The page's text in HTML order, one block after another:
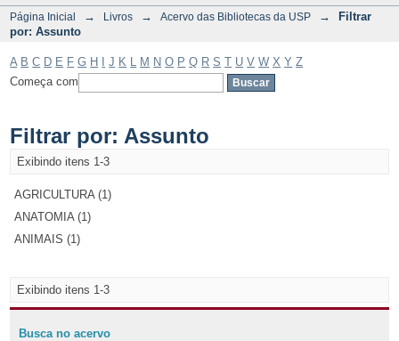
Página Inicial → Livros → Acervo das Bibliotecas da USP →
Filtrar
por: Assunto
A B C D E F G H J K M N O P Q R S T U V W X Y Z
Começa com
Filtrar por: Assunto
Exibindo itens 1-3
AGRICULTURA (1)
ANATOMIA (1)
ANIMAIS (1)
Exibindo itens 1-3
Busca no acervo